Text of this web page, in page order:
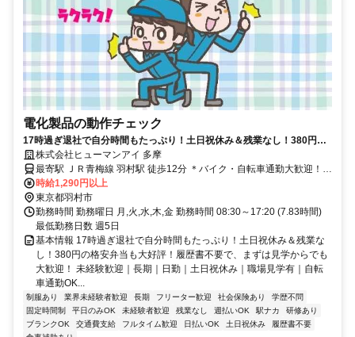
電化製品の動作チェック
17時過ぎ退社で自分時間もたっぷり！土日祝休み＆残業なし！380円の
格安弁当も大好評！履歴書不要で、まずは見学からでも大歓迎！
株式会社ヒューマンアイ 多摩
最寄駅 ＪＲ青梅線 羽村駅 徒歩12分 ＊バイク・自転車通勤大歓迎！！
（自転車5分！！）
時給1,290円以上
東京都羽村市
勤務時間 勤務曜日 月,火,水,木,金 勤務時間 08:30～17:20 (7.83時間)
最低勤務日数 週5日
基本情報 17時過ぎ退社で自分時間もたっぷり！土日祝休み＆残業な
し！380円の格安弁当も大好評！履歴書不要で、まずは見学からでも
大歓迎！ 未経験歓迎｜長期｜日勤｜土日祝休み｜職場見学有｜自転
車通勤OK...
制服あり 業界未経験者歓迎 長期 フリーター歓迎 社会保険あり
学歴不問
固定時間制
平日のみOK 未経験者歓迎 残業なし 週払いOK 駅ナカ
研修あり
ブランクOK
交通費支給 フルタイム歓迎 日払いOK 土日祝休み
履歴書不要